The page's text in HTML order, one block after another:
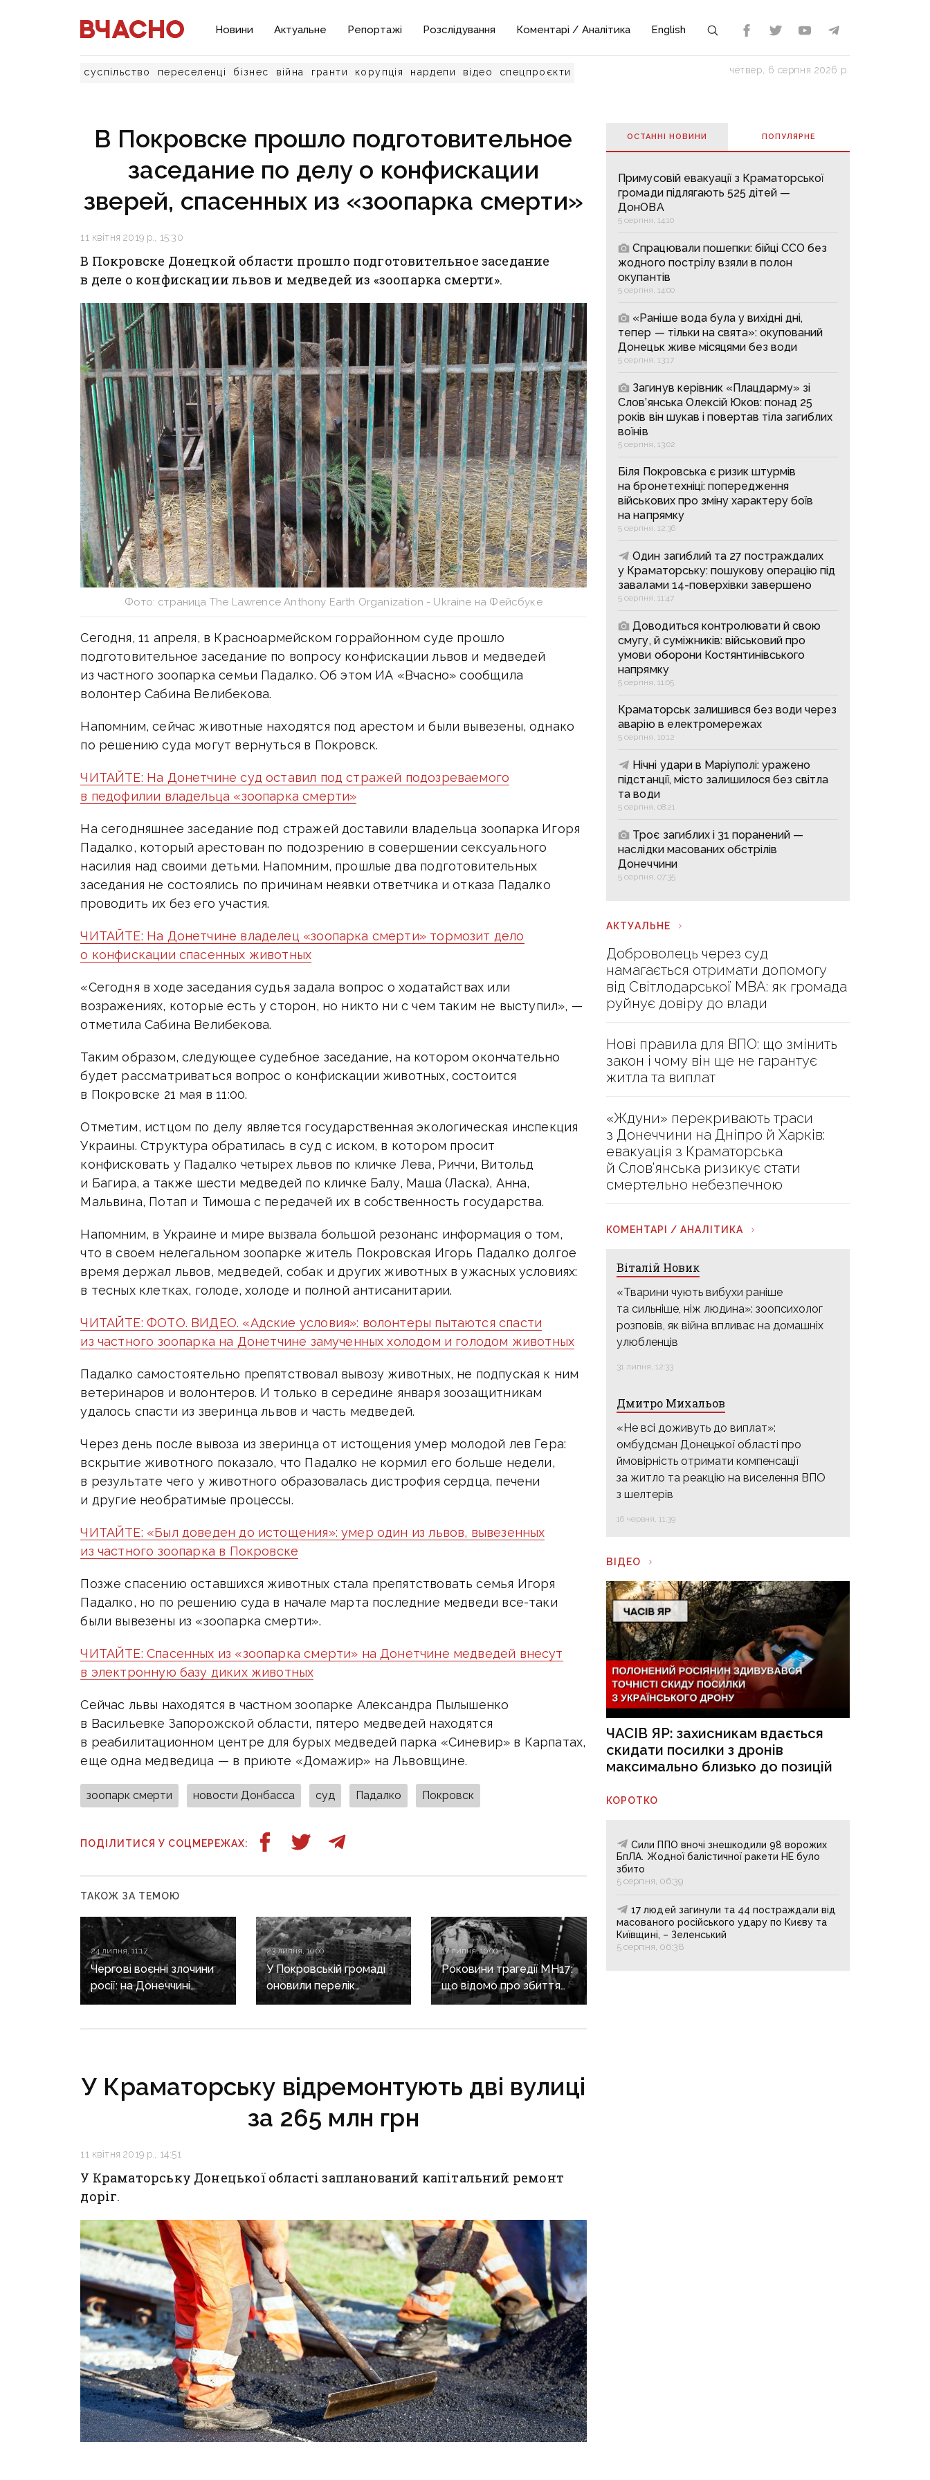
Новини Актуальне Репортажі Розслідування Коментарі / Аналітика English
суспільство переселенці бізнес війна гранти корупція нардепи відео спецпроєкти четвер, 6 серпня 2026 р.
В Покровске прошло подготовительное
заседание по делу о конфискации
зверей, спасенных из «зоопарка смерти»
11 квітня 2019 р., 15:30
В Покровске Донецкой области прошло подготовительное заседание
в деле о конфискации львов и медведей из «зоопарка смерти».
Фото: страница The Lawrence Anthony Earth Organization - Ukraine на Фейсбуке
Сегодня, 11 апреля, в Красноармейском горрайонном суде прошло
подготовительное заседание по вопросу конфискации львов и медведей
из частного зоопарка семьи Падалко. Об этом ИА «Вчасно» сообщила
волонтер Сабина Велибекова.
Напомним, сейчас животные находятся под арестом и были вывезены, однако
по решению суда могут вернуться в Покровск.
ЧИТАЙТЕ: На Донетчине суд оставил под стражей подозреваемого
в педофилии владельца «зоопарка смерти»
На сегодняшнее заседание под стражей доставили владельца зоопарка Игоря
Падалко, который арестован по подозрению в совершении сексуального
насилия над своими детьми. Напомним, прошлые два подготовительных
заседания не состоялись по причинам неявки ответчика и отказа Падалко
проводить их без его участия.
ЧИТАЙТЕ: На Донетчине владелец «зоопарка смерти» тормозит дело
о конфискации спасенных животных
«Сегодня в ходе заседания судья задала вопрос о ходатайствах или
возражениях, которые есть у сторон, но никто ни с чем таким не выступил», —
отметила Сабина Велибекова.
Таким образом, следующее судебное заседание, на котором окончательно
будет рассматриваться вопрос о конфискации животных, состоится
в Покровске 21 мая в 11:00.
Отметим, истцом по делу является государственная экологическая инспекция
Украины. Структура обратилась в суд с иском, в котором просит
конфисковать у Падалко четырех львов по кличке Лева, Риччи, Витольд
и Багира, а также шести медведей по кличке Балу, Маша (Ласка), Анна,
Мальвина, Потап и Тимоша с передачей их в собственность государства.
Напомним, в Украине и мире вызвала большой резонанс информация о том,
что в своем нелегальном зоопарке житель Покровская Игорь Падалко долгое
время держал львов, медведей, собак и других животных в ужасных условиях:
в тесных клетках, голоде, холоде и полной антисанитарии.
ЧИТАЙТЕ: ФОТО. ВИДЕО. «Адские условия»: волонтеры пытаются спасти
из частного зоопарка на Донетчине замученных холодом и голодом животных
Падалко самостоятельно препятствовал вывозу животных, не подпуская к ним
ветеринаров и волонтеров. И только в середине января зоозащитникам
удалось спасти из зверинца львов и часть медведей.
Через день после вывоза из зверинца от истощения умер молодой лев Гера:
вскрытие животного показало, что Падалко не кормил его больше недели,
в результате чего у животного образовалась дистрофия сердца, печени
и другие необратимые процессы.
ЧИТАЙТЕ: «Был доведен до истощения»: умер один из львов, вывезенных
из частного зоопарка в Покровске
Позже спасению оставшихся животных стала препятствовать семья Игоря
Падалко, но по решению суда в начале марта последние медведи все-таки
были вывезены из «зоопарка смерти».
ЧИТАЙТЕ: Спасенных из «зоопарка смерти» на Донетчине медведей внесут
в электронную базу диких животных
Сейчас львы находятся в частном зоопарке Александра Пылышенко
в Васильевке Запорожской области, пятеро медведей находятся
в реабилитационном центре для бурых медведей парка «Синевир» в Карпатах,
еще одна медведица — в приюте «Домажир» на Львовщине.
зоопарк смерти новости Донбасса суд Падалко Покровск
ПОДІЛИТИСЯ У СОЦМЕРЕЖАХ:
ТАКОЖ ЗА ТЕМОЮ
24 липня, 11:17
Чергові воєнні злочини
росії: на Донеччині
розстріляли полоненого
23 липня, 10:00
У Покровській громаді
оновили перелік
зруйнованого житла:
17 липня, 10:00
Роковини трагедії MH17:
що відомо про збиття
боїнга на Донбасі після
У Краматорську відремонтують дві вулиці
за 265 млн грн
11 квітня 2019 р., 14:51
У Краматорську Донецької області запланований капітальний ремонт
доріг.
ОСТАННІ НОВИНИ ПОПУЛЯРНE
Примусовій евакуації з Краматорської
громади підлягають 525 дітей —
ДонОВА
5 серпня, 14:10
Спрацювали пошепки: бійці ССО без
жодного пострілу взяли в полон
окупантів
5 серпня, 14:00
«Раніше вода була у вихідні дні,
тепер — тільки на свята»: окупований
Донецьк живе місяцями без води
5 серпня, 13:17
Загинув керівник «Плацдарму» зі
Слов’янська Олексій Юков: понад 25
років він шукав і повертав тіла загиблих
воїнів
5 серпня, 13:02
Біля Покровська є ризик штурмів
на бронетехніці: попередження
військових про зміну характеру боїв
на напрямку
5 серпня, 12:36
Один загиблий та 27 постраждалих
у Краматорську: пошукову операцію під
завалами 14-поверхівки завершено
5 серпня, 11:47
Доводиться контролювати й свою
смугу, й суміжників: військовий про
умови оборони Костянтинівського
напрямку
5 серпня, 11:05
Краматорськ залишився без води через
аварію в електромережах
5 серпня, 10:12
Нічні удари в Маріуполі: уражено
підстанції, місто залишилося без світла
та води
5 серпня, 08:21
Троє загиблих і 31 поранений —
наслідки масованих обстрілів
Донеччини
5 серпня, 07:35
АКТУАЛЬНЕ
Доброволець через суд
намагається отримати допомогу
від Світлодарської МВА: як громада
руйнує довіру до влади
Нові правила для ВПО: що змінить
закон і чому він ще не гарантує
житла та виплат
«Ждуни» перекривають траси
з Донеччини на Дніпро й Харків:
евакуація з Краматорська
й Слов’янська ризикує стати
смертельно небезпечною
КОМЕНТАРІ / АНАЛІТИКА
Віталій Новик
«Тварини чують вибухи раніше
та сильніше, ніж людина»: зоопсихолог
розповів, як війна впливає на домашніх
улюбленців
31 липня, 12:33
Дмитро Михальов
«Не всі доживуть до виплат»:
омбудсман Донецької області про
ймовірність отримати компенсації
за житло та реакцію на виселення ВПО
з шелтерів
16 червня, 11:39
ВІДЕО
ЧАСІВ ЯР: захисникам вдається
скидати посилки з дронів
максимально близько до позицій
КОРОТКО
Сили ППО вночі знешкодили 98 ворожих
БпЛА. Жодної балістичної ракети НЕ було
збито
5 серпня, 06:39
17 людей загинули та 44 постраждали від
масованого російського удару по Києву та
Київщині, – Зеленський
5 серпня, 06:38